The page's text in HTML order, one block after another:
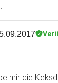
mir die